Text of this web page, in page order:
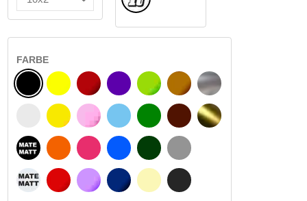
FARBE
SCHWARZ
WEIß
MATTSCHWARZ
MATTWEIß
GELB
GELBES SIGNAL
ORANGE
ROT
BURGUND
ROSE
FUCHSIA
LILA
VIOLETT
HELLBLAU
BLAU
DUNKELBLAU
HELLGRÜN
GRÜN
DUNKELGRÜN
BEIGE
HASELNUSS
DUNKELBRAUN
HELLGRAU
DUNKELGRAU
SILBER
GOLD